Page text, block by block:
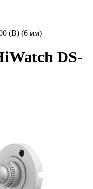
(B) (6 мм)
DS-